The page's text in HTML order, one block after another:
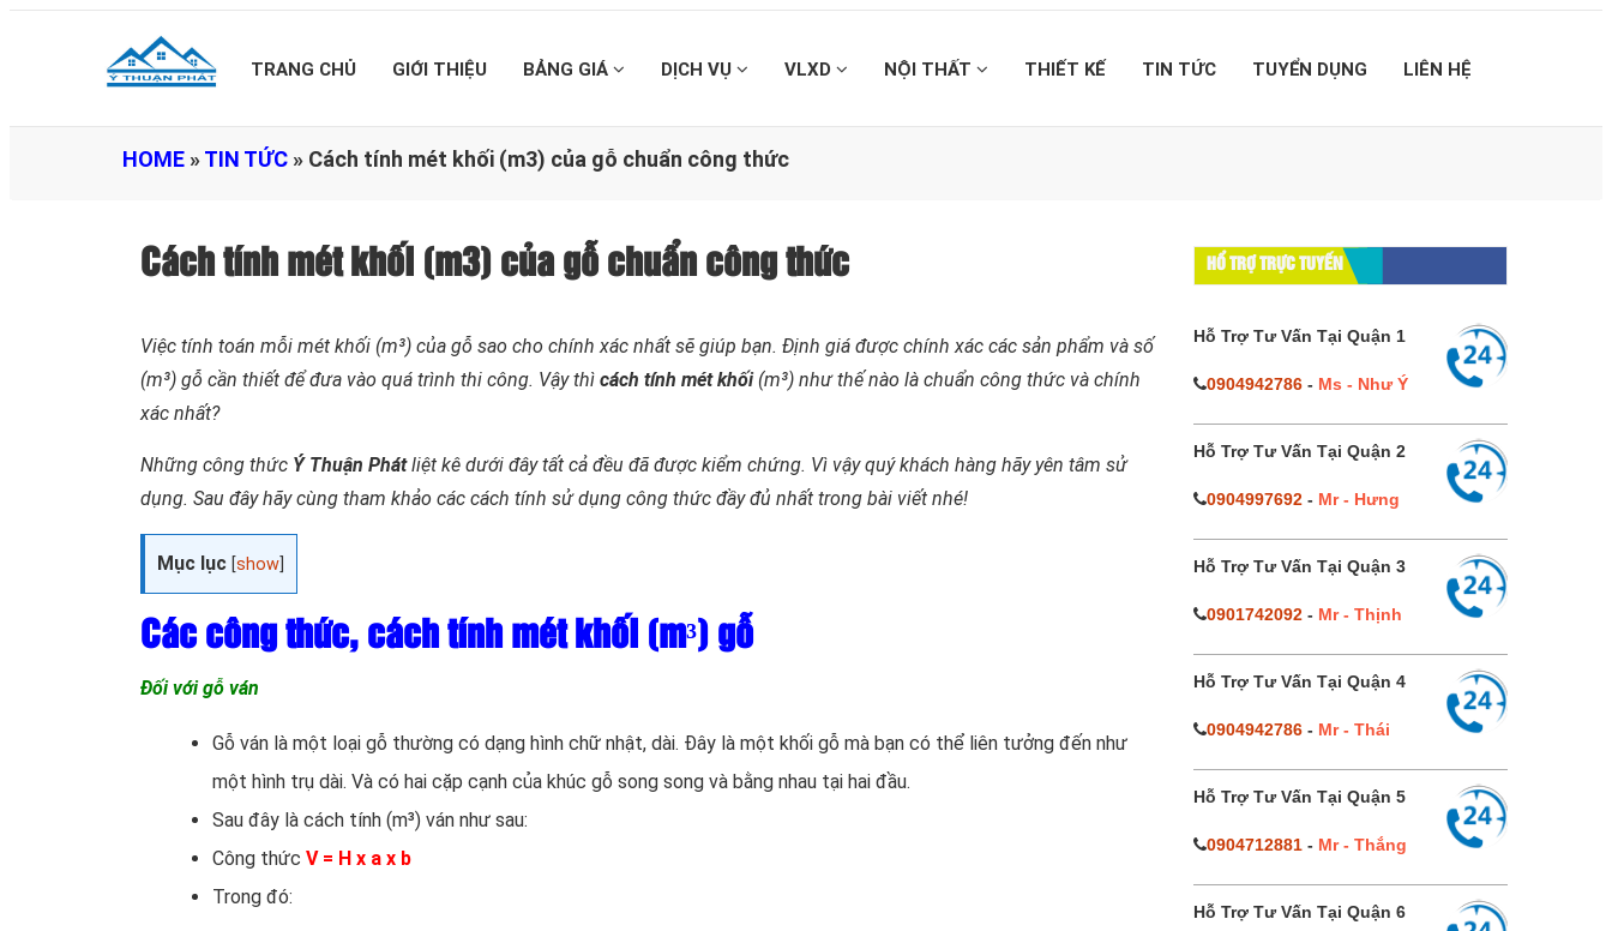
TRANG CHỦ GIỚI THIỆU BẢNG GIÁ DỊCH VỤ VLXD NỘI THẤT THIẾT KẾ TIN TỨC TUYỂN DỤNG LIÊN HỆ
HOME »TIN TỨC » Cách tính mét khối (m3) của gỗ chuẩn công thức
Cách tính mét khối (m3) của gỗ chuẩn công thức
Việc tính toán mỗi mét khối (m³) của gỗ sao cho chính xác nhất sẽ giúp bạn. Định giá được chính xác các sản phẩm và số
(m³) gỗ cần thiết để đưa vào quá trình thi công. Vậy thì cách tính mét khối(m³) như thế nào là chuẩn công thức và chính
xác nhất?
Những công thức Ý Thuận Phátliệt kê dưới đây tất cả đều đã được kiểm chứng. Vì vậy quý khách hàng hãy yên tâm sử
dụng. Sau đây hãy cùng tham khảo các cách tính sử dụng công thức đầy đủ nhất trong bài viết nhé!
Mục lục [show
Các công thức, cách tính mét khối (m³) gỗ
Đối với gỗ ván
Gỗ ván là một loại gỗ thường có dạng hình chữ nhật, dài. Đây là một khối gỗ mà bạn có thể liên tưởng đến như
một hình trụ dài. Và có hai cặp cạnh của khúc gỗ song song và bằng nhau tại hai đầu.
Sau đây là cách tính (m³) ván như sau:
Công thức V = H x a x b
Trong đó:
HỔ TRỢ TRỰC TUYẾN
Hỗ Trợ Tư Vấn Tại Quận 1
0904942786- Ms - Như Ý
Hỗ Trợ Tư Vấn Tại Quận 2
0904997692- Mr - Hưng
Hỗ Trợ Tư Vấn Tại Quận 3
0901742092- Mr - Thịnh
Hỗ Trợ Tư Vấn Tại Quận 4
0904942786- Mr - Thái
Hỗ Trợ Tư Vấn Tại Quận 5
0904712881- Mr - Thắng
Hỗ Trợ Tư Vấn Tại Quận 6